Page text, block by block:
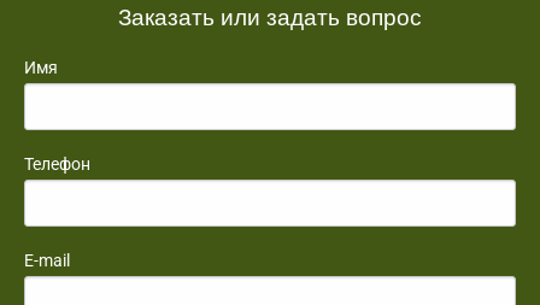
Заказать или задать вопрос
Имя
Телефон
E-mail